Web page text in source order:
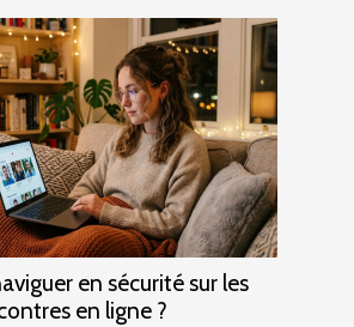
en sécurité sur les
en ligne ?